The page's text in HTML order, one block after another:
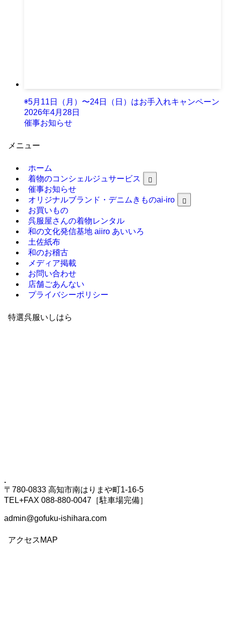
◉5月11日（月）〜24日（日）はお手入れキャンペーン
2026年4月28日
催事お知らせ
メニュー
ホーム
着物のコンシェルジュサービス
催事お知らせ
オリジナルブランド・デニムきものai-iro
お買いもの
呉服屋さんの着物レンタル
和の文化発信基地 aiiro あいいろ
土佐紙布
和のお稽古
メディア掲載
お問い合わせ
店舗ごあんない
プライバシーポリシー
特選呉服いしはら
.
〒780-0833 高知市南はりまや町1-16-5
TEL+FAX 088-880-0047［駐車場完備］
admin@gofuku-ishihara.com
アクセスMAP